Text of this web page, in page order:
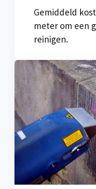
Gemiddeld
meter om een
reinigen.